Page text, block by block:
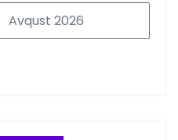
Avqust 2026